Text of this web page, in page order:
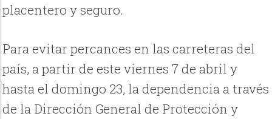
placentero y seguro.
Para evitar percances en las carreteras del
país, a partir de este viernes 7 de abril y
hasta el domingo 23, la dependencia a través
de la Dirección General de Protección y